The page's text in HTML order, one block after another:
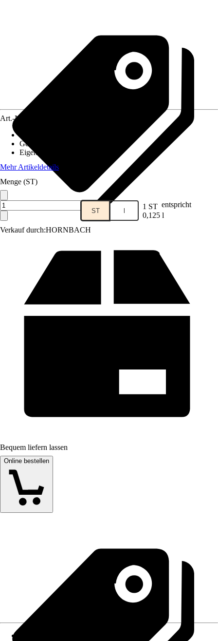
Verkauf durch:HORNBACH
Art.-Nr.
Geeignet für Untergrund
Eigenschaften
Mehr Artikeldetails
Menge (ST)
ST l 1 ST entspricht
0,125 l
Bequem liefern lassen
Online bestellen